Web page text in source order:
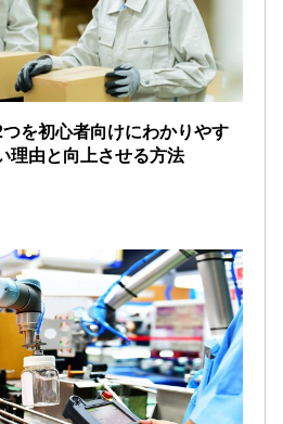
を初心者向けにわかりやす
理由と向上させる方法